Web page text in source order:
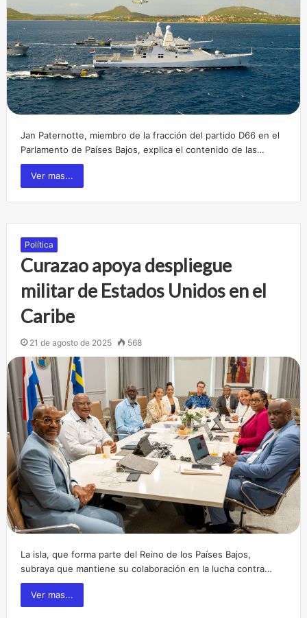
Jan Paternotte, miembro de la fracción del partido D66 en el
Parlamento de Países Bajos, explica el contenido de las…
Ver mas...
Política
Curazao apoya despliegue
militar de Estados Unidos en el
Caribe
21 de agosto de 2025 568
La isla, que forma parte del Reino de los Países Bajos,
subraya que mantiene su colaboración en la lucha contra…
Ver mas...